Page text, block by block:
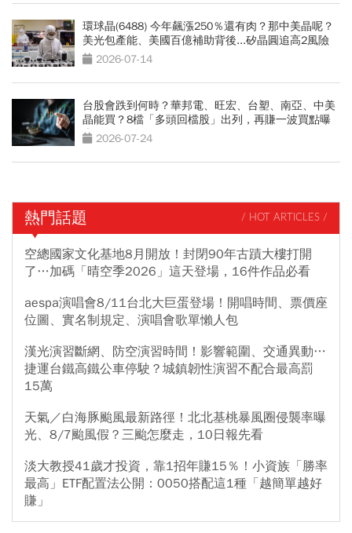
環球晶(6488) 今年飆漲250％還有肉？那中美晶呢？
美光包產能、美國百億補助背後...矽晶圓追高2風險
2026-07-14
台股會跌到何時？華邦電、旺宏、台塑、南亞、中美
晶能買？8檔「多頭回檔股」出列，再賺一波買點曝
光 2026-07-24
熱門話題 / HOT ARTICLES /
空總國家文化基地8月開放！封閉90年古蹟大樓打開
了…加碼「晴空季2026」這天登場，16件作品必看
aespa演唱會8/11台北大巨蛋登場！開唱時間、票價座
位圖、實名制規定、演唱會歌單懶人包
漢光演習斷網、防空演習時間！影響範圍、交通異動…
捷運台鐵高鐵公車停駛？城鎮韌性演習不配合最高罰
15萬
天氣／白海豚颱風最新路徑！北北基桃暴風圈侵襲率曝
光、8/7颱風假？三颱怎麼走，10日報先看
淡大教授41歲才投資，靠1招年賺15％！小資族「勝率
最高」ETF配置法公開：0050搭配這1種「越簡單越好
賺」